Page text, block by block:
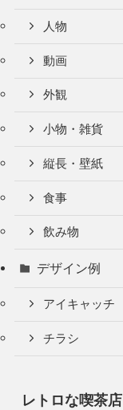
人物
動画
外観
小物・雑貨
縦長・壁紙
食事
飲み物
デザイン例
アイキャッチ
チラシ
レトロな喫茶店